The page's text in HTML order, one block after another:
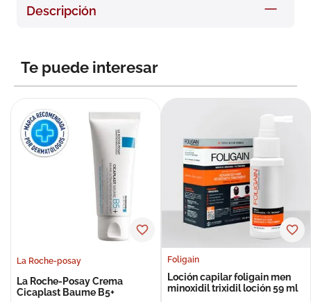
Descripción
Te puede interesar
La Roche-posay
La Roche-Posay Crema
Cicaplast Baume B5+
Foligain
Loción capilar foligain men
minoxidil trixidil loción 59 ml
8. roche posay